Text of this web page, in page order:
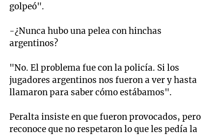
golpeó".
-¿Nunca hubo una pelea con hinchas
argentinos?
"No. El problema fue con la policía. Si los
jugadores argentinos nos fueron a ver y hasta
llamaron para saber cómo estábamos".
Peralta insiste en que fueron provocados, pero
reconoce que no respetaron lo que les pedía la